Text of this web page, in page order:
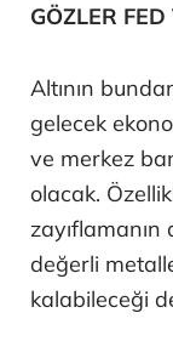
GÖZLER
Altının
gelecek
ve merkez
olacak.
değerli
kalabileceği